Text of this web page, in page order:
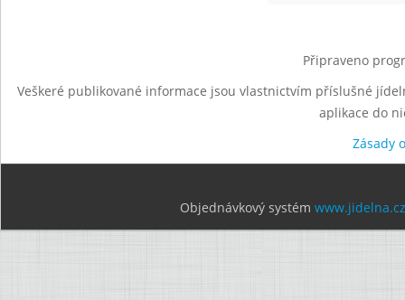
Připraveno
Veškeré publikované informace jsou vlastnictvím příslušné
aplikace do
Zásady
Objednávkový systém www.jidelna.cz